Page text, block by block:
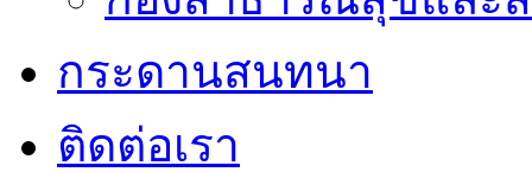
กระดานสนทนา
ติดต่อเรา